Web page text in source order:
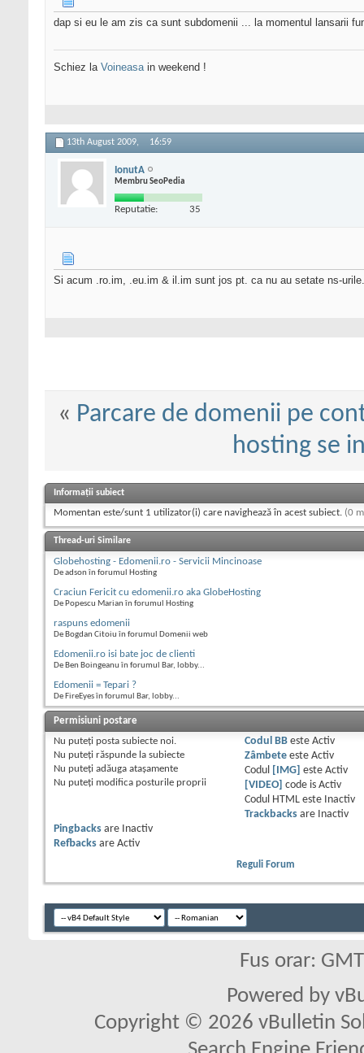
dap si eu le am zis ca sunt subdomenii ... la momentul lansarii
Schiez la Voineasain weekend !
13th August 2009, 16:59
IonutA
Membru SeoPedia
Reputatie: 35
Si acum .ro.im, .eu.im & il.im sunt jos pt. ca nu au setate ns-urile.
« Parcare de domenii pe
hosting se
Informații subiect
Momentan este/sunt 1 utilizator(i) care navighează în acest subiect. (0
Thread-uri Similare
Globehosting - Edomenii.ro - Servicii Mincinoase
De adson în forumul Hosting
Craciun Fericit cu edomenii.ro aka GlobeHosting
De Popescu Marian în forumul Hosting
raspuns edomenii
De Bogdan Citoiu în forumul Domenii web
Edomenii.ro isi bate joc de clienti
De Ben Boingeanu în forumul Bar, lobby...
Edomenii = Tepari ?
De FireEyes în forumul Bar, lobby...
Permisiuni postare
Nu puteţi posta subiecte noi.
Nu puteţi răspunde la subiecte
Nu puteţi adăuga ataşamente
Nu puteţi modifica posturile proprii
Codul BBeste Activ
Zâmbeteeste Activ
Codul
[IMG] este Activ
[VIDEO] code is Activ
Codul HTML este
Inactiv
Trackbacksare
Inactiv
Pingbacks are
Inactiv
Refbacks are Activ
Reguli Forum
Fus orar:
Powered by
Copyright © 2026 vBulletin